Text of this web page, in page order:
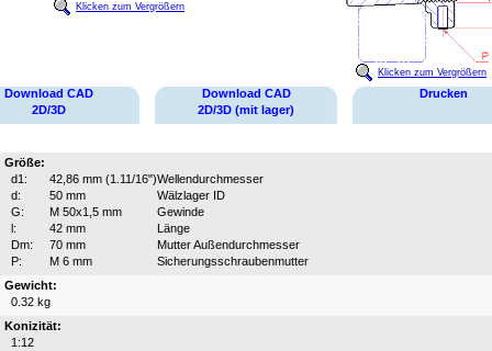
Klicken zum Vergrößern
Klicken zum Vergrößern
Download CAD
2D/3D
Download CAD
2D/3D (mit lager)
Drucken
Größe:
d1:
42,86 mm (1.11/16")Wellendurchmesser
d:
50 mm
Wälzlager ID
G:
M 50x1,5 mm
Gewinde
l:
42 mm
Länge
Dm:
70 mm
Mutter Außendurchmesser
P:
M 6 mm
Sicherungsschraubenmutter
Gewicht:
0.32 kg
Konizität:
1:12